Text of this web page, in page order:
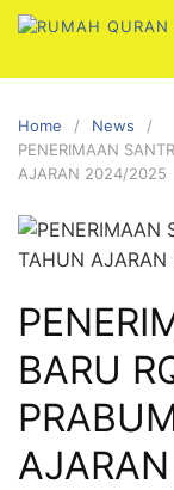
Skip
content
Home
News
PENERIMAAN
AJARAN 2024/2025
BARU